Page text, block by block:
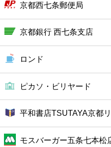
京都西七条郵便局
京都銀行 西七条支店
ロンド
ピカソ・ビリヤード
平和書店TSUTAYA京都
モスバーガー五条七本松